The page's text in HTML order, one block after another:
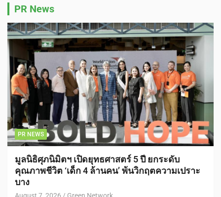
PR News
PR NEWS
มูลนิธิศุภนิมิตฯ เปิดยุทธศาสตร์ 5 ปี ยกระดับ
คุณภาพชีวิต ‘เด็ก 4 ล้านคน’ พ้นวิกฤตความเปราะ
บาง